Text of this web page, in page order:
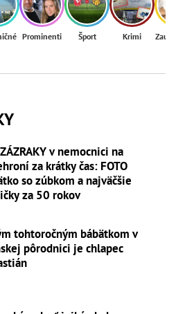
Prominenti Šport Krimi
v nemocnici na
za krátky čas: FOTO
so zúbkom a najväčšie
za 50 rokov
tohtoročným bábätkom v
pôrodnici je chlapec